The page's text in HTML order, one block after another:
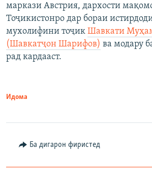
маркази Австрия, дархости
Тоҷикистонро дар бораи
мухолифини тоҷик Шавкати
(Шавкатҷон Шарифов) ва модару
рад кардааст.
Идома
Ба дигарон фиристед